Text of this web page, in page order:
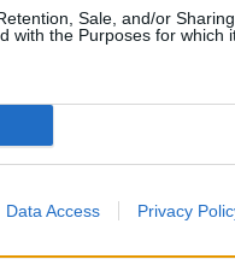
Sale, and/or Sharing
with the Purposes for which
Data Access Privacy
ενότητες. Η πρώτη
υφιστάμενης
έχει μορφή «Υ», με
σύνδεση προς τον Νέο